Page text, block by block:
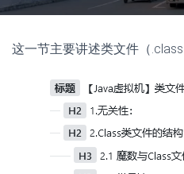
这一节主要讲述类文件（.class